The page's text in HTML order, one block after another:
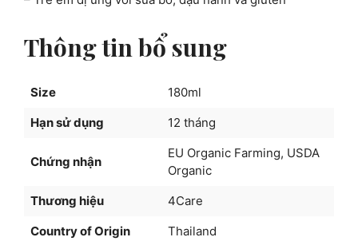
Thông tin bổ sung
Size
180ml
Hạn sử dụng
12 tháng
Chứng nhận
EU Organic Farming, USDA
Organic
Thương hiệu
4Care
Country of Origin
Thailand